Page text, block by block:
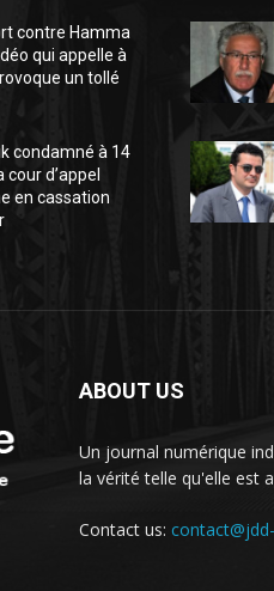
contre Hamma
qui appelle à
un tollé
condamné à 14
d’appel
en cassation
ABOUT US
Un journal numérique
la vérité telle qu'elle est
Contact us: